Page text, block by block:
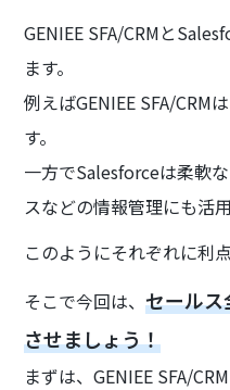
GENIEE SFA/CRMと
ます。
例えばGENIEE SFA/
す。
一方でSalesforceは柔軟
スなどの情報管理にも活用
このようにそれぞれに利
そこで今回は、セール
させましょう！
まずは、GENIEE SFA/